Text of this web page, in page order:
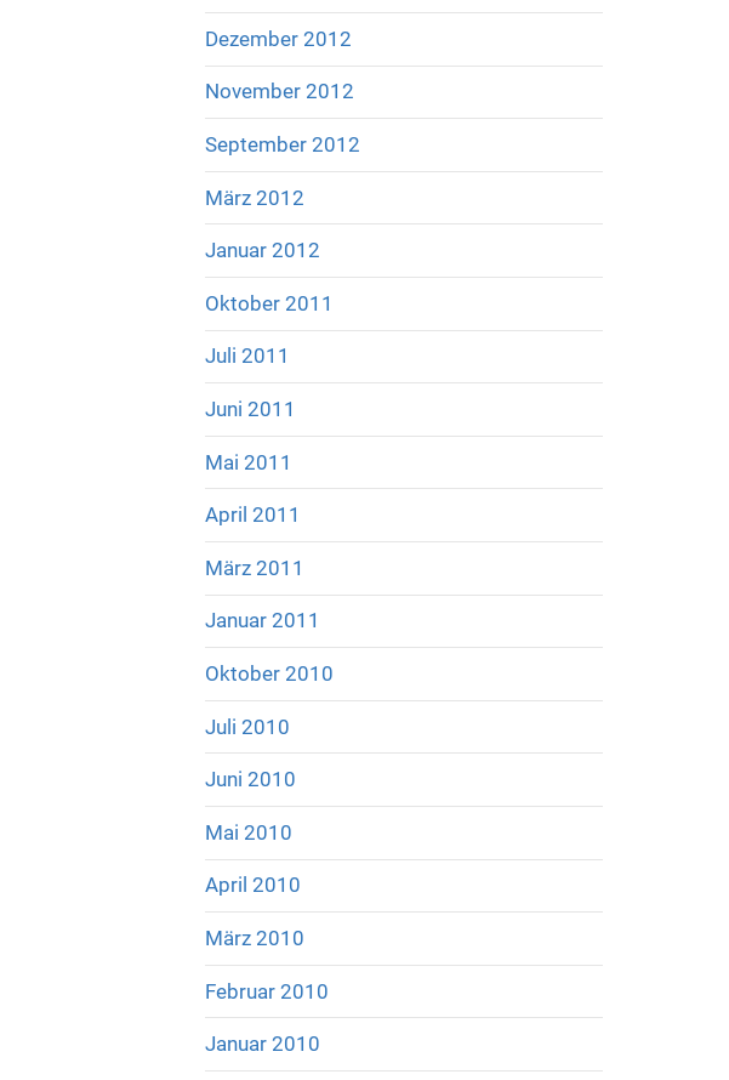
Dezember 2012
November 2012
September 2012
März 2012
Januar 2012
Oktober 2011
Juli 2011
Juni 2011
Mai 2011
April 2011
März 2011
Januar 2011
Oktober 2010
Juli 2010
Juni 2010
Mai 2010
April 2010
März 2010
Februar 2010
Januar 2010